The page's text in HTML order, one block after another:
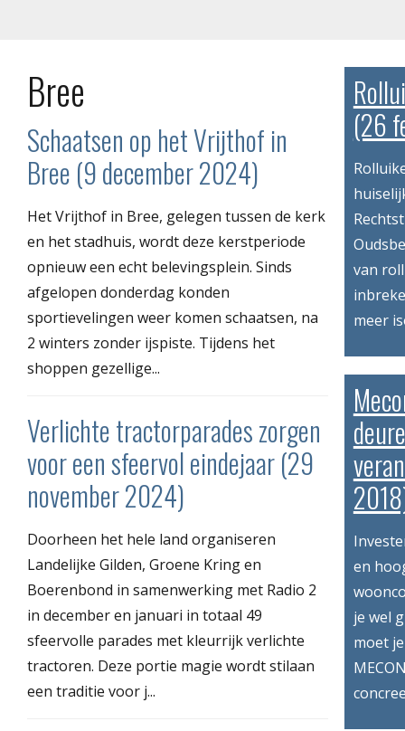
Bree
Schaatsen op het Vrijthof in
Bree (9 december 2024)
Het Vrijthof in Bree, gelegen tussen de kerk
en het stadhuis, wordt deze kerstperiode
opnieuw een echt belevingsplein. Sinds
afgelopen donderdag konden
sportievelingen weer komen schaatsen, na
2 winters zonder ijspiste. Tijdens het
shoppen gezellige...
Verlichte tractorparades zorgen
voor een sfeervol eindejaar (29
november 2024)
Doorheen het hele land organiseren
Landelijke Gilden, Groene Kring en
Boerenbond in samenwerking met Radio 2
in december en januari in totaal 49
sfeervolle parades met kleurrijk verlichte
tractoren. Deze portie magie wordt stilaan
een traditie voor j...
(26
van
meer
en
je wel
moet